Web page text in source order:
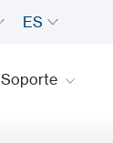
ES
Soporte